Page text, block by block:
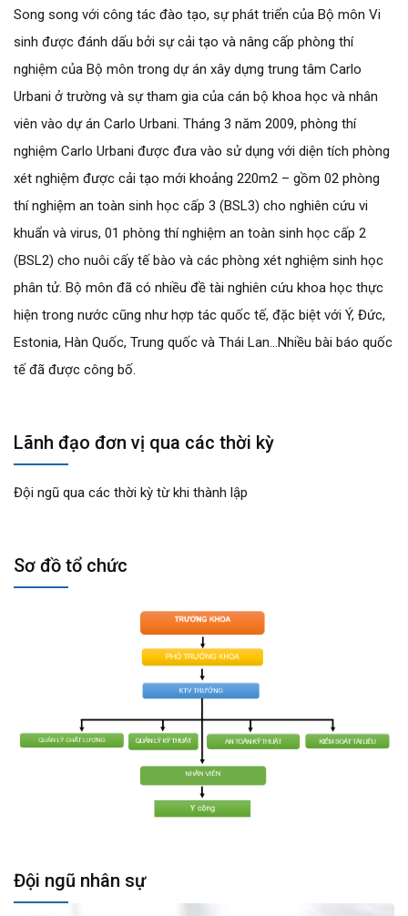
Song song với công tác đào tạo, sự phát triển của Bộ môn Vi
sinh được đánh dấu bởi sự cải tạo và nâng cấp phòng thí
nghiệm của Bộ môn trong dự án xây dựng trung tâm Carlo
Urbani ở trường và sự tham gia của cán bộ khoa học và nhân
viên vào dự án Carlo Urbani. Tháng 3 năm 2009, phòng thí
nghiệm Carlo Urbani được đưa vào sử dụng với diện tích phòng
xét nghiệm được cải tạo mới khoảng 220m2 – gồm 02 phòng
thí nghiệm an toàn sinh học cấp 3 (BSL3) cho nghiên cứu vi
khuẩn và virus, 01 phòng thí nghiệm an toàn sinh học cấp 2
(BSL2) cho nuôi cấy tế bào và các phòng xét nghiệm sinh học
phân tử. Bộ môn đã có nhiều đề tài nghiên cứu khoa học thực
hiện trong nước cũng như hợp tác quốc tế, đặc biệt với Ý, Đức,
Estonia, Hàn Quốc, Trung quốc và Thái Lan…Nhiều bài báo quốc
tế đã được công bố.
Lãnh đạo đơn vị qua các thời kỳ
Đội ngũ qua các thời kỳ từ khi thành lập
Sơ đồ tổ chức
Đội ngũ nhân sự